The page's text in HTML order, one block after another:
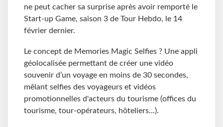
ne peut cacher sa surprise après avoir remporté le
Start-up Game, saison 3 de Tour Hebdo, le 14
février dernier.
Le concept de Memories Magic Selfies ? Une appli
géolocalisée permettant de créer une vidéo
souvenir d’un voyage en moins de 30 secondes,
mêlant selfies des voyageurs et vidéos
promotionnelles d'acteurs du tourisme (offices du
tourisme, tour-opérateurs, hôteliers...).